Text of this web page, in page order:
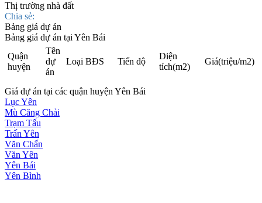
Thị trường nhà đất
Chia sẻ:
Bảng giá dự án
Bảng giá dự án tại Yên Bái
Quận
huyện
Tên
dự
án
Loại BĐS Tiến độ
Diện
tích(m2)
Giá(triệu/m2)
Giá dự án tại các quận huyện Yên Bái
Lục Yên
Mù Căng Chải
Trạm Tấu
Trấn Yên
Văn Chấn
Văn Yên
Yên Bái
Yên Bình